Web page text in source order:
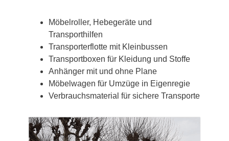
Möbelroller, Hebegeräte und
Transporthilfen
Transporterflotte mit Kleinbussen
Transportboxen für Kleidung und Stoffe
Anhänger mit und ohne Plane
Möbelwagen für Umzüge in Eigenregie
Verbrauchsmaterial für sichere Transporte